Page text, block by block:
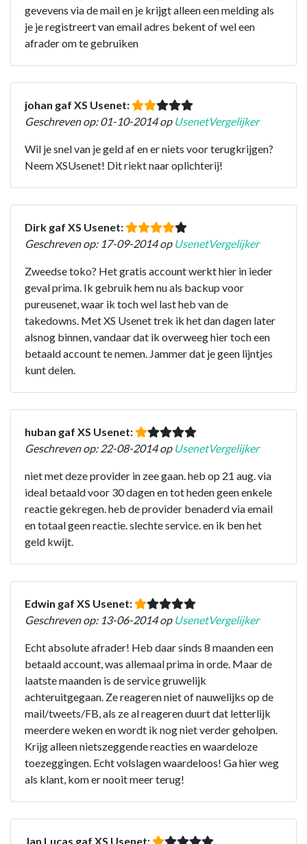
gevevens via de mail en je krijgt alleen een melding als
je je registreert van email adres bekent of wel een
afrader om te gebruiken
johan gaf XS Usenet:
Geschreven op: 01-10-2014 op UsenetVergelijker
Wil je snel van je geld af en er niets voor terugkrijgen?
Neem XSUsenet! Dit riekt naar oplichterij!
Dirk gaf XS Usenet:
Geschreven op: 17-09-2014 op UsenetVergelijker
Zweedse toko? Het gratis account werkt hier in ieder
geval prima. Ik gebruik hem nu als backup voor
pureusenet, waar ik toch wel last heb van de
takedowns. Met XS Usenet trek ik het dan dagen later
alsnog binnen, vandaar dat ik overweeg hier toch een
betaald account te nemen. Jammer dat je geen lijntjes
kunt delen.
huban gaf XS Usenet:
Geschreven op: 22-08-2014 op UsenetVergelijker
niet met deze provider in zee gaan. heb op 21 aug. via
ideal betaald voor 30 dagen en tot heden geen enkele
reactie gekregen. heb de provider benaderd via email
en totaal geen reactie. slechte service. en ik ben het
geld kwijt.
Edwin gaf XS Usenet:
Geschreven op: 13-06-2014 op UsenetVergelijker
Echt absolute afrader! Heb daar sinds 8 maanden een
betaald account, was allemaal prima in orde. Maar de
laatste maanden is de service gruwelijk
achteruitgegaan. Ze reageren niet of nauwelijks op de
mail/tweets/FB, als ze al reageren duurt dat letterlijk
meerdere weken en wordt ik nog niet verder geholpen.
Krijg alleen nietszeggende reacties en waardeloze
toezeggingen. Echt volslagen waardeloos! Ga hier weg
als klant, kom er nooit meer terug!
Jan Lucas gaf XS Usenet: